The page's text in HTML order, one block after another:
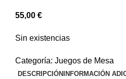
55,00 €
Sin existencias
Categoría: Juegos de Mesa
DESCRIPCIÓN INFORMACIÓN